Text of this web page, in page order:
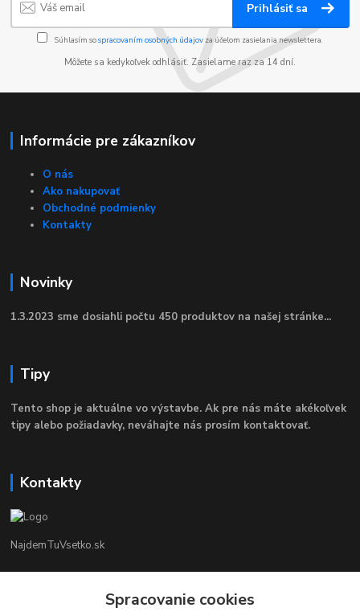
Prihlásiť sa
Súhlasím sospracovaním osobných údajov za účelom zasielania newslettera.
Môžete sa kedykoľvek odhlásiť. Zasielame raz za 14 dní.
Informácie pre zákazníkov
O nás
Ako nakupovať
Obchodné podmienky
Kontakty
Novinky
1.3.2023 sme dosiahli počtu 450 produktov na našej stránke...
Tipy
Tento shop je aktuálne vo výstavbe. Ak pre nás máte akékoľvek
tipy alebo požiadavky, neváhajte nás prosím kontaktovať.
Kontakty
NajdemTuVsetko.sk
+421 902250190
Spracovanie cookies